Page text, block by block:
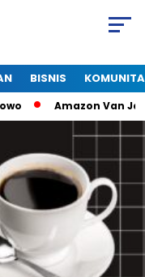
BISNIS
Amazon Van Java